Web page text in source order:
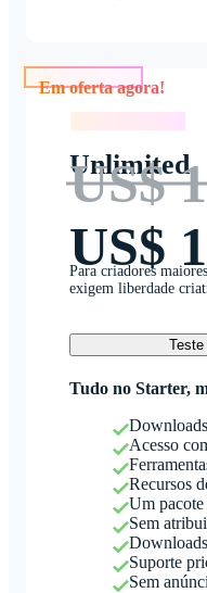
Unlimited
US$
US$
Para criadores
exigem liberdade
Tudo no Starter,
Acesso
Recursos
Um pacote
Sem
Suporte
Sem